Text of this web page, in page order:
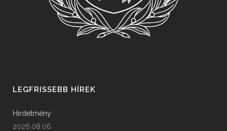
LEGFRISSEBB HÍREK
Hirdetmény
2026.08.06.